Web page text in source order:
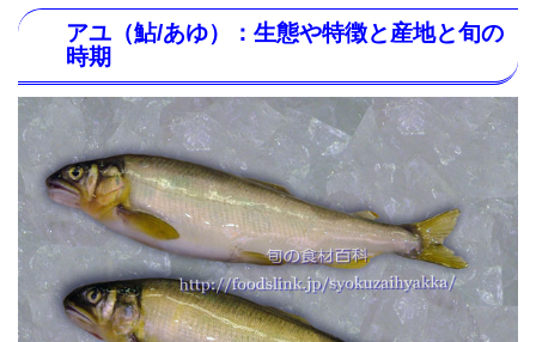
アユ（鮎/あゆ）：生態や特徴と産地と旬の
時期